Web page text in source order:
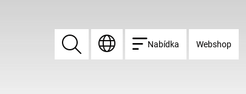
Vyhledat
Vyhledat Nabídka Webshop